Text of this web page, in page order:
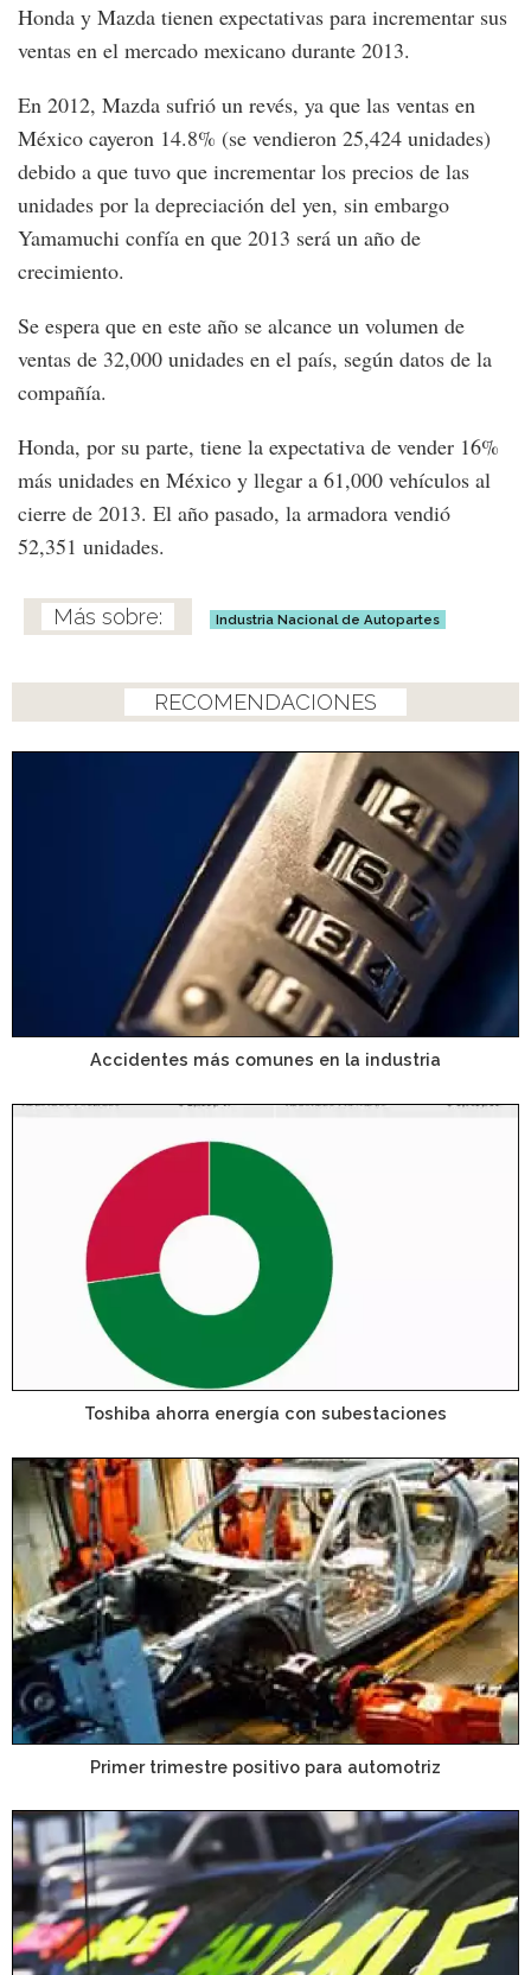
Honda y Mazda tienen expectativas para incrementar sus
ventas en el mercado mexicano durante 2013.
En 2012, Mazda sufrió un revés, ya que las ventas en
México cayeron 14.8% (se vendieron 25,424 unidades)
debido a que tuvo que incrementar los precios de las
unidades por la depreciación del yen, sin embargo
Yamamuchi confía en que 2013 será un año de
crecimiento.
Se espera que en este año se alcance un volumen de
ventas de 32,000 unidades en el país, según datos de la
compañía.
Honda, por su parte, tiene la expectativa de vender 16%
más unidades en México y llegar a 61,000 vehículos al
cierre de 2013. El año pasado, la armadora vendió
52,351 unidades.
Industria Nacional de Autopartes
RECOMENDACIONES
Accidentes más comunes en la industria
Toshiba ahorra energía con subestaciones
Primer trimestre positivo para automotriz